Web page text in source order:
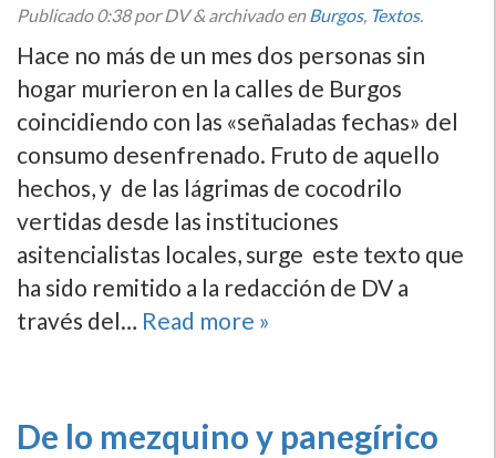
Publicado0:38por DV&archivado enBurgos, Textos.
Hace no más de un mes dos personas sin
hogar murieron en la calles de Burgos
coincidiendo con las «señaladas fechas» del
consumo desenfrenado. Fruto de aquello
hechos, y de las lágrimas de cocodrilo
vertidas desde las instituciones
asitencialistas locales, surge este texto que
ha sido remitido a la redacción de DV a
través del… Read more »
De lo mezquino y panegí­rico